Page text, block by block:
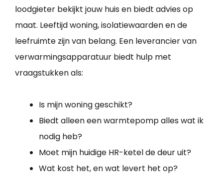
loodgieter bekijkt jouw huis en biedt advies op
maat. Leeftijd woning, isolatiewaarden en de
leefruimte zijn van belang. Een leverancier van
verwarmingsapparatuur biedt hulp met
vraagstukken als:
Is mijn woning geschikt?
Biedt alleen een warmtepomp alles wat ik
nodig heb?
Moet mijn huidige HR-ketel de deur uit?
Wat kost het, en wat levert het op?